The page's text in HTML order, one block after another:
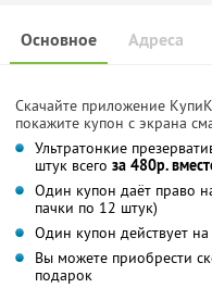
Основное Адреса
Скачайте приложение
покажите купон с экрана
Ультратонкие
штук всего за 480р.
Один купон даёт право
пачки по 12 штук)
Один купон действует
Вы можете приобрести
подарок